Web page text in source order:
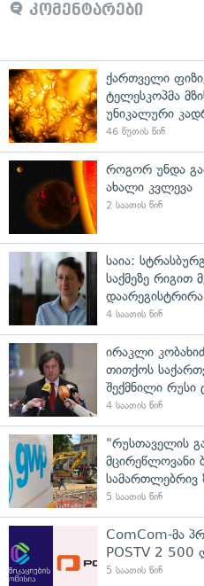
კომენტარები
ქართველი
ტელესკოპმა
უნიკალური
46 წუთის წინ
როგორ უნდა
ახალი კვლევა
2 საათის წინ
საია:
საქმეზე რიგით
დაარეგისტრირა
4 საათის წინ
ირაკლი
თითქოს
შექმნილი რუსი
4 საათის წინ
"რუსთაველის
მცირეწლოვანი
სამართლებრივ
5 საათის წინ
ComCom-მა
POSTV 2 500
5 საათის წინ